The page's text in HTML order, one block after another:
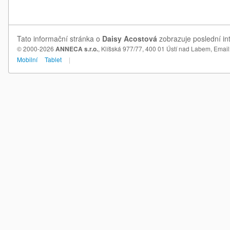
Tato informační stránka o Daisy Acostová zobrazuje poslední
© 2000-2026 ANNECA s.r.o., Klíšská 977/77, 400 01 Ústí nad Labem,
Mobilní
Tablet |